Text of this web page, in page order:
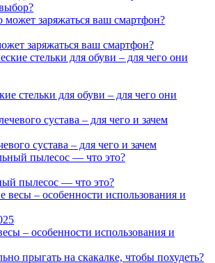
заряжаться ваш смартфон?
стельки для обуви – для чего они
сустава – для чего и зачем
пылесос — что это?
– особенности использования и